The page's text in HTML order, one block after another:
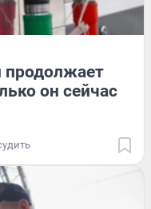
продолжает
он сейчас